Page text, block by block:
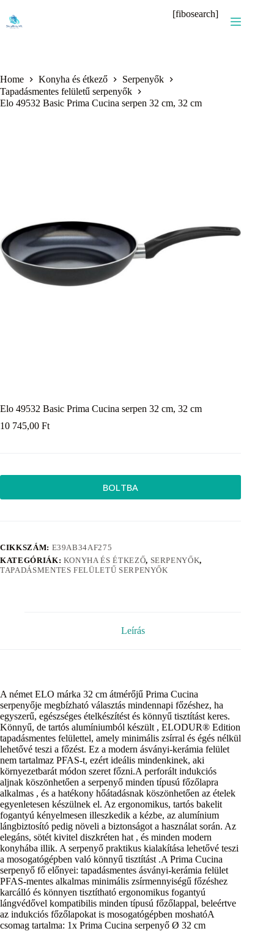
content
[fibosearch]
Home Konyha és étkező
Serpenyők
Tapadásmentes felületű serpenyők
Elo 49532 Basic Prima Cucina serpen 32 cm, 32 cm
Elo 49532 Basic Prima Cucina serpen 32 cm, 32 cm
10 745,00 Ft
BOLTBA
CIKKSZÁM: E39AB34AF275
KATEGÓRIÁK: KONYHA ÉS ÉTKEZŐ, SERPENYŐK,
TAPADÁSMENTES FELÜLETŰ SERPENYŐK
Leírás
A német ELO márka 32 cm átmérőjű Prima Cucina
serpenyője megbízható választás mindennapi főzéshez, ha
egyszerű, egészséges ételkészítést és könnyű tisztítást keres.
Könnyű, de tartós alumíniumból készült , ELODUR® Edition
tapadásmentes felülettel, amely minimális zsírral és égés nélkül
lehetővé teszi a főzést. Ez a modern ásványi-kerámia felület
nem tartalmaz PFAS-t, ezért ideális mindenkinek, aki
környezetbarát módon szeret főzni.A perforált indukciós
aljnak köszönhetően a serpenyő minden típusú főzőlapra
alkalmas , és a hatékony hőátadásnak köszönhetően az ételek
egyenletesen készülnek el. Az ergonomikus, tartós bakelit
fogantyú kényelmesen illeszkedik a kézbe, az alumínium
lángbiztosító pedig növeli a biztonságot a használat során. Az
elegáns, sötét kivitel diszkréten hat , és minden modern
konyhába illik. A serpenyő praktikus kialakítása lehetővé teszi
a mosogatógépben való könnyű tisztítást .A Prima Cucina
serpenyő fő előnyei: tapadásmentes ásványi-kerámia felület
PFAS-mentes alkalmas minimális zsírmennyiségű főzéshez
karcálló és könnyen tisztítható ergonomikus fogantyú
lángvédővel kompatibilis minden típusú főzőlappal, beleértve
az indukciós főzőlapokat is mosogatógépben moshatóA
csomag tartalma: 1x Prima Cucina serpenyő Ø 32 cm